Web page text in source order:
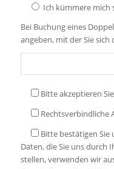
Ich kümmere mich
Bei Buchung eines
angeben, mit der Sie
Bitte akzeptieren
Rechtsverbindliche
Bitte bestätigen
Daten, die Sie uns durch
stellen, verwenden wir